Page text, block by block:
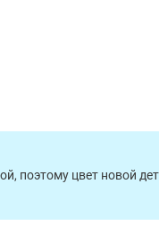
поэтому цвет новой